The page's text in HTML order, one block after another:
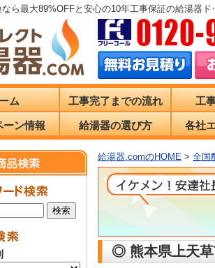
ら最大89%OFFと安心の10年工事保証の給湯器ド
ム 工事完了までの流れ 工
ーン情報 給湯器の選び方 各社
給湯器.comのHOME > 全国
◎ 熊本県上天草